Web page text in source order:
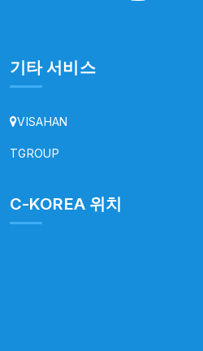
기타 서비스
VISAHAN
TGROUP
C-KOREA 위치